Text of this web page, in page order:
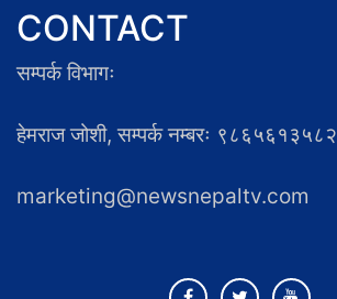
CONTACT
सम्पर्क विभागः
हेमराज जोशी, सम्पर्क नम्बरः ९८६५६१३५८२
marketing@newsnepaltv.com